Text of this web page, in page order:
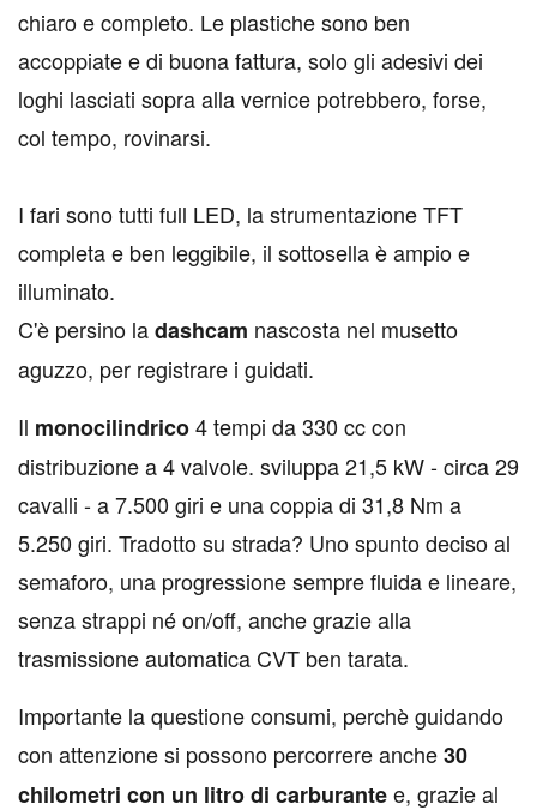
chiaro e completo. Le plastiche sono ben
accoppiate e di buona fattura, solo gli adesivi dei
loghi lasciati sopra alla vernice potrebbero, forse,
col tempo, rovinarsi.
I fari sono tutti full LED, la strumentazione TFT
completa e ben leggibile, il sottosella è ampio e
illuminato.
C'è persino ladashcam nascosta nel musetto
aguzzo, per registrare i guidati.
Il monocilindrico4 tempi da 330 cc con
distribuzione a 4 valvole. sviluppa 21,5 kW - circa 29
cavalli - a 7.500 giri e una coppia di 31,8 Nm a
5.250 giri. Tradotto su strada? Uno spunto deciso al
semaforo, una progressione sempre fluida e lineare,
senza strappi né on/off, anche grazie alla
trasmissione automatica CVT ben tarata.
Importante la questione consumi, perchè guidando
con attenzione si possono percorrere anche30
chilometri con un litro di carburantee, grazie al